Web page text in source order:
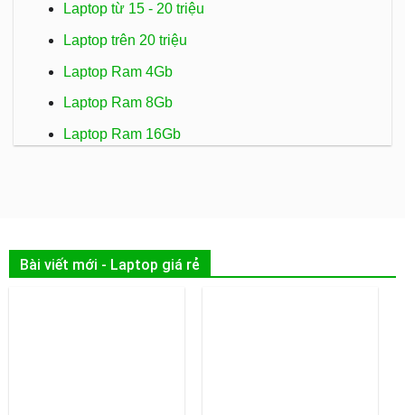
Laptop từ 15 - 20 triệu
Laptop trên 20 triệu
Laptop Ram 4Gb
Laptop Ram 8Gb
Laptop Ram 16Gb
Bài viết mới - Laptop giá rẻ